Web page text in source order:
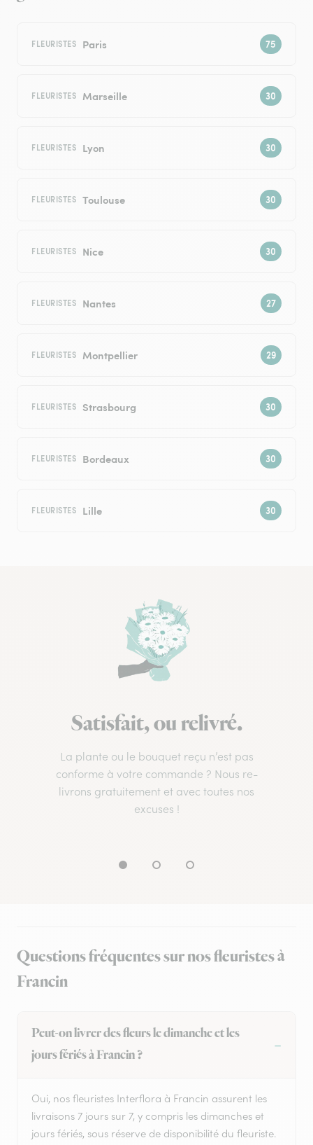
FLEURISTES Paris
FLEURISTES Marseille
FLEURISTES Lyon
FLEURISTES Toulouse
FLEURISTES Nice
FLEURISTES Nantes
FLEURISTES Montpellier
FLEURISTES Strasbourg
FLEURISTES Bordeaux
FLEURISTES Lille
Satisfait, ou relivré.
La plante ou le bouquet reçu n’est pas
conforme à votre commande ? Nous re-
livrons gratuitement et avec toutes nos
excuses !
Questions fréquentes sur nos fleuristes à
Francin
Peut-on livrer des fleurs le dimanche et les
jours fériés à Francin ?
Oui, nos fleuristes Interflora à Francin assurent les
livraisons 7 jours sur 7, y compris les dimanches et
jours fériés, sous réserve de disponibilité du fleuriste.